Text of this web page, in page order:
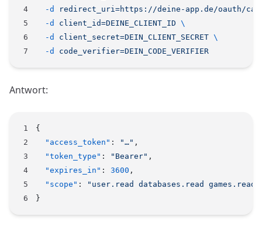
  -d
redirect_uri=https://deine-app.de/oauth/
  -d
client_id=DEINE_CLIENT_ID \
  -d
client_secret=DEIN_CLIENT_SECRET \
  -d
code_verifier=DEIN_CODE_VERIFIER
Antwort:
{
  "access_token"
: "…" ,
  "token_type"
: "Bearer" ,
  "expires_in"
: 3600 ,
  "scope"
:
"user.read databases.read games.read"
}